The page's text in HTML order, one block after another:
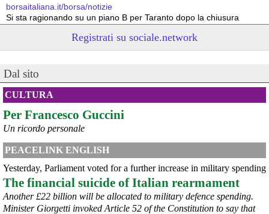
borsaitaliana.it/borsa/notizie
Si sta ragionando su un piano B per Taranto dopo la chiusura
cronachetarantine.it/index.php
il Governo ha manifestato l’intenzione di predisporre un
provvedimento straordinario per attenuare le conseguenze
economiche e sociali della prevista fermata dell’area a caldo e ha
chiesto alle rappresentanze del territorio di formulare proposte
concrete per definirne i contenuti. Casartigiani valuta positivamente
#ILVA #Taranto
Registrati su sociale.network
Dal sito
CULTURA
Per Francesco Guccini
Un ricordo personale
PEACELINK ENGLISH
Yesterday, Parliament voted for a further increase in military spending
The financial suicide of Italian rearmament
Another £22 billion will be allocated to military defence spending.
Minister Giorgetti invoked Article 52 of the Constitution to say that